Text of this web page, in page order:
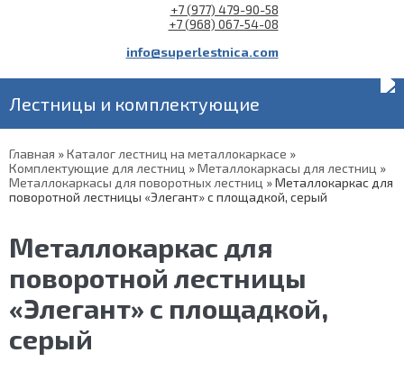
+7 (977) 479-90-58
+7 (968) 067-54-08
info@superlestnica.com
Лестницы и комплектующие
Главная »Каталог лестниц на металлокаркасе »
Комплектующие для лестниц »Металлокаркасы для лестниц »
Металлокаркасы для поворотных лестниц »Металлокаркас для
поворотной лестницы «Элегант» с площадкой, серый
Металлокаркас для
поворотной лестницы
«Элегант» с площадкой,
серый